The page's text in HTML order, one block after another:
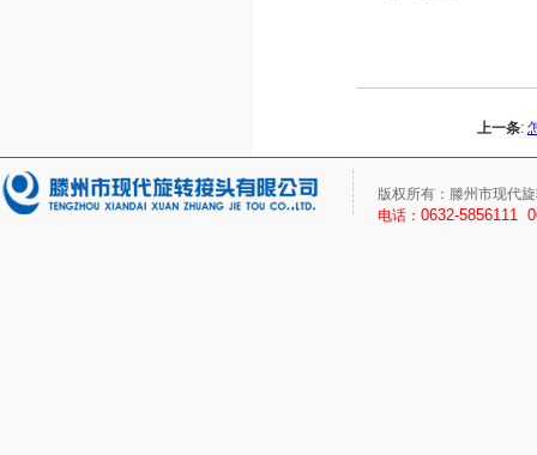
上一条:
版权所有：滕州市现代
电话： 0632-5856111